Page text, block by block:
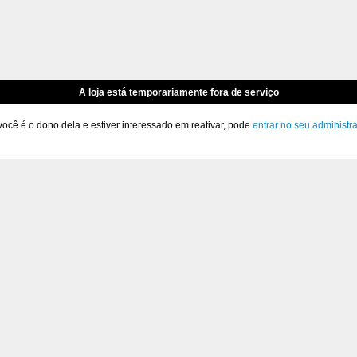
A loja está temporariamente fora de serviço
é o dono dela e estiver interessado em reativar, pode entrar no seu